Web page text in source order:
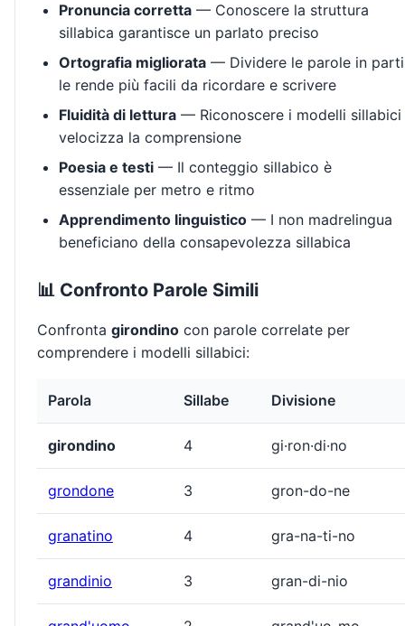
Pronuncia corretta — Conoscere la struttura
sillabica garantisce un parlato preciso
Ortografia migliorata — Dividere le parole in parti
le rende più facili da ricordare e scrivere
Fluidità di lettura — Riconoscere i modelli sillabici
velocizza la comprensione
Poesia e testi — Il conteggio sillabico è
essenziale per metro e ritmo
Apprendimento linguistico — I non madrelingua
beneficiano della consapevolezza sillabica
📊 Confronto Parole Simili
Confronta girondino con parole correlate per
comprendere i modelli sillabici:
Parola Sillabe Divisione
girondino 4 gi·ron·di·no
grondone 3 gron-do-ne
granatino 4 gra-na-ti-no
grandinio 3 gran-di-nio